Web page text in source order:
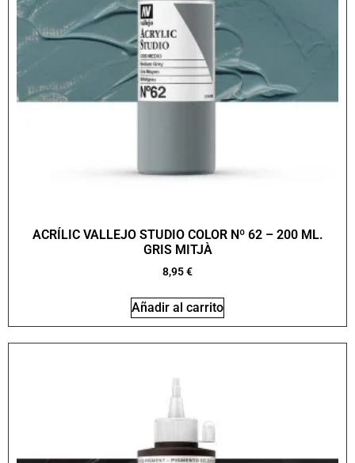
ACRÍLIC VALLEJO STUDIO COLOR Nº 62 – 200 ML.
GRIS MITJÀ
8,95€
Añadir al carrito